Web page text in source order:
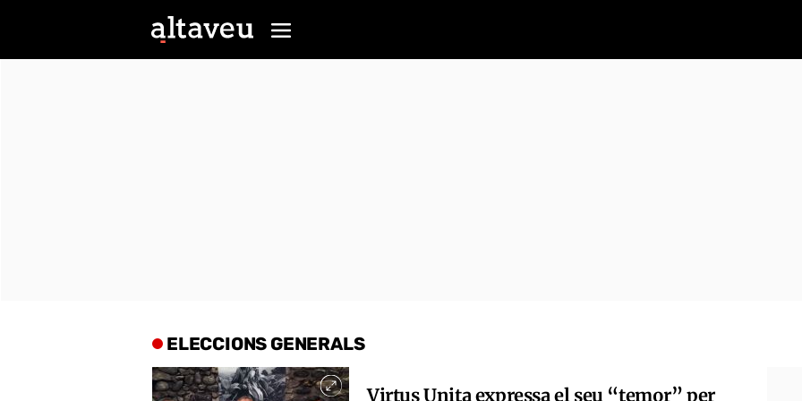
ELECCIONS GENERALS
Virtus Unita expressa el seu “temor” per